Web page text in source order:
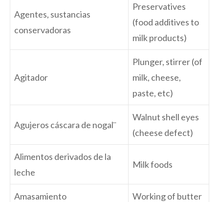
Agentes, sustancias
conservadoras
Preservatives
(food additives to
milk products)
Agitador
Plunger, stirrer (of
milk, cheese,
paste, etc)
Agujeros cáscara de nogal¨
Walnut shell eyes
(cheese defect)
Alimentos derivados de la
leche
Milk foods
Amasamiento Working of butter